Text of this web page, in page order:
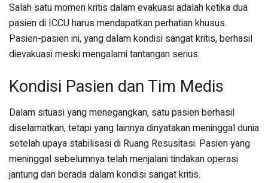
Salah satu momen kritis dalam evakuasi adalah ketika dua
pasien di ICCU harus mendapatkan perhatian khusus.
Pasien-pasien ini, yang dalam kondisi sangat kritis, berhasil
dievakuasi meski mengalami tantangan serius.
Kondisi Pasien dan Tim Medis
Dalam situasi yang menegangkan, satu pasien berhasil
diselamatkan, tetapi yang lainnya dinyatakan meninggal dunia
setelah upaya stabilisasi di Ruang Resusitasi. Pasien yang
meninggal sebelumnya telah menjalani tindakan operasi
jantung dan berada dalam kondisi sangat kritis.